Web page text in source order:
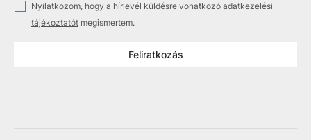
Nyilatkozom, hogy a hírlevél küldésre vonatkozó adatkezelési
tájékoztatót megismertem.
Feliratkozás